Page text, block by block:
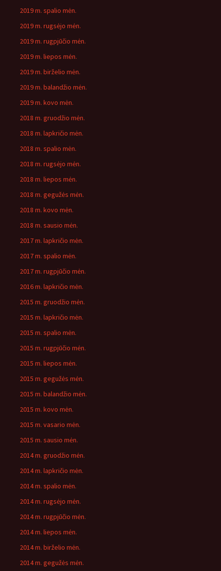
2019 m. spalio mėn.
2019 m. rugsėjo mėn.
2019 m. rugpjūčio mėn.
2019 m. liepos mėn.
2019 m. birželio mėn.
2019 m. balandžio mėn.
2019 m. kovo mėn.
2018 m. gruodžio mėn.
2018 m. lapkričio mėn.
2018 m. spalio mėn.
2018 m. rugsėjo mėn.
2018 m. liepos mėn.
2018 m. gegužės mėn.
2018 m. kovo mėn.
2018 m. sausio mėn.
2017 m. lapkričio mėn.
2017 m. spalio mėn.
2017 m. rugpjūčio mėn.
2016 m. lapkričio mėn.
2015 m. gruodžio mėn.
2015 m. lapkričio mėn.
2015 m. spalio mėn.
2015 m. rugpjūčio mėn.
2015 m. liepos mėn.
2015 m. gegužės mėn.
2015 m. balandžio mėn.
2015 m. kovo mėn.
2015 m. vasario mėn.
2015 m. sausio mėn.
2014 m. gruodžio mėn.
2014 m. lapkričio mėn.
2014 m. spalio mėn.
2014 m. rugsėjo mėn.
2014 m. rugpjūčio mėn.
2014 m. liepos mėn.
2014 m. birželio mėn.
2014 m. gegužės mėn.